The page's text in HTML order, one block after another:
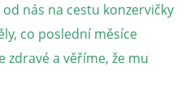
nás na cestu konzervičky
co poslední měsíce
zdravé a věříme, že mu